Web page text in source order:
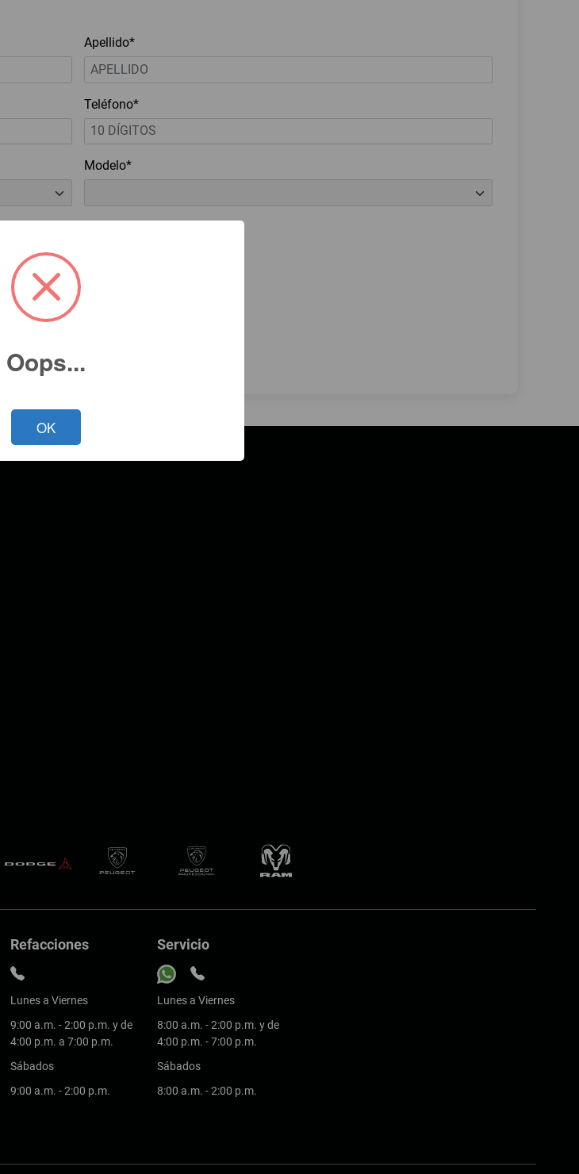
Apellido*
Teléfono*
Modelo*
Refacciones
Lunes a Viernes
9:00 a.m. - 2:00 p.m. y de
4:00 p.m. a 7:00 p.m.
Sábados
9:00 a.m. - 2:00 p.m.
Servicio
Lunes a Viernes
8:00 a.m. - 2:00 p.m. y de
4:00 p.m. - 7:00 p.m.
Sábados
8:00 a.m. - 2:00 p.m.
Oops...
OK